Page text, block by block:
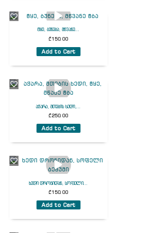
ტყე, ბუნება, მწვანე...
₾150.00
Add to Cart
აჭარა, მთების ხედი,...
₾250.00
Add to Cart
ხედი დრონიდან, სოფელი...
₾150.00
Add to Cart